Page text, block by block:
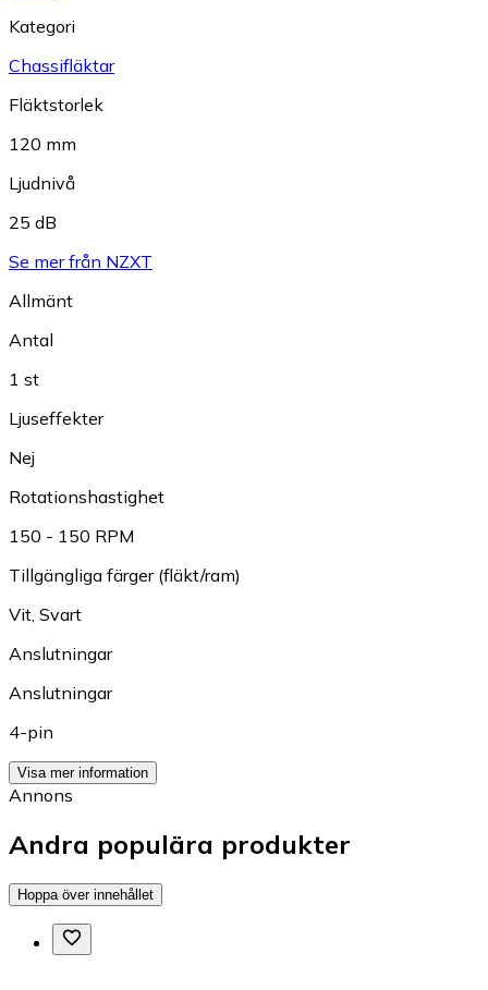
Kategori
Chassifläktar
Fläktstorlek
120 mm
Ljudnivå
25 dB
Se mer från NZXT
Allmänt
Antal
1 st
Ljuseffekter
Nej
Rotationshastighet
150 - 150 RPM
Tillgängliga färger (fläkt/ram)
Vit, Svart
Anslutningar
Anslutningar
4-pin
Visa mer information
Annons
Andra populära produkter
Hoppa över innehållet